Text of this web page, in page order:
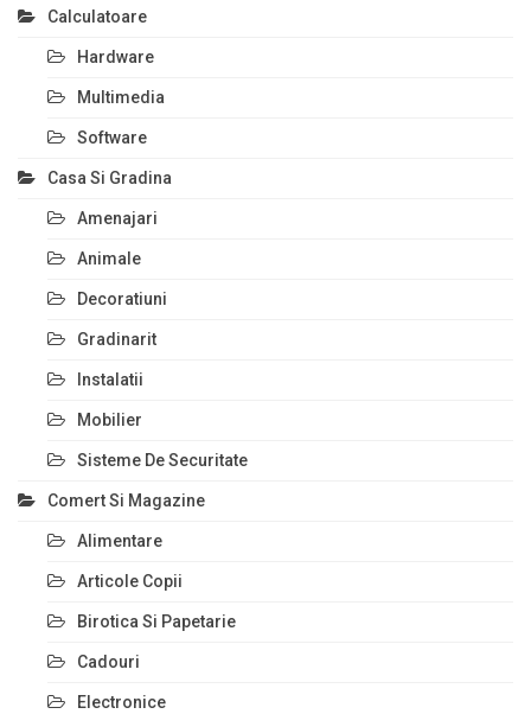
Calculatoare
Hardware
Multimedia
Software
Casa Si Gradina
Amenajari
Animale
Decoratiuni
Gradinarit
Instalatii
Mobilier
Sisteme De Securitate
Comert Si Magazine
Alimentare
Articole Copii
Birotica Si Papetarie
Cadouri
Electronice